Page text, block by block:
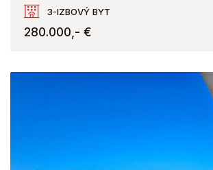
3-IZBOVÝ BYT
280.000,- €